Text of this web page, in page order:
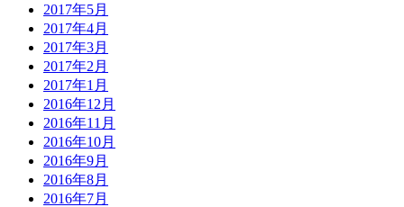
2017年5月
2017年4月
2017年3月
2017年2月
2017年1月
2016年12月
2016年11月
2016年10月
2016年9月
2016年8月
2016年7月